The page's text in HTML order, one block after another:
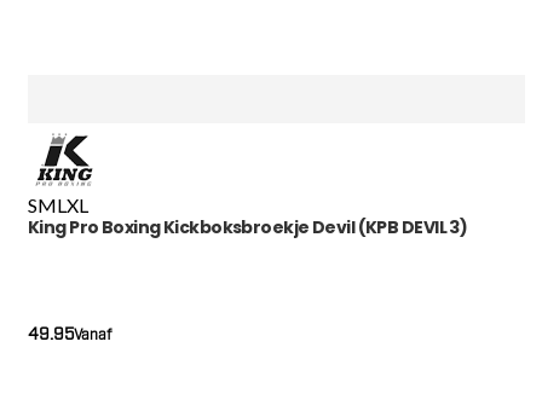
SML XL
King Pro Boxing Kickboksbroekje Devil (KPB DEVIL 3)
Vanaf
49.95